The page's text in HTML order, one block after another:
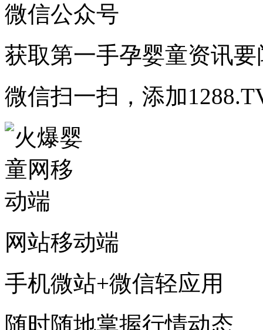
微信公众号
获取第一手孕婴童资讯要
微信扫一扫，添加
网站移动端
手机微站+微信轻应用
随时随地掌握行情动态